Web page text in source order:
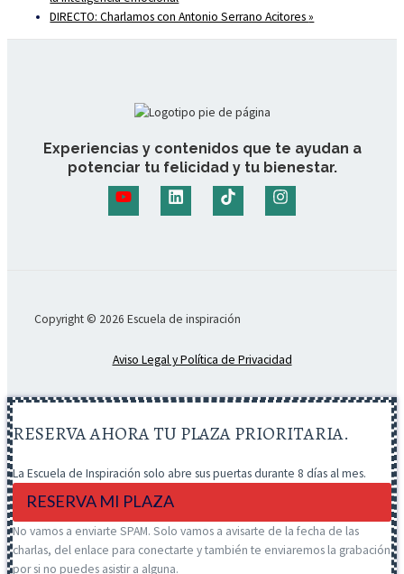
DIRECTO: Charlamos con Antonio Serrano Acitores»
Experiencias y contenidos que te ayudan a
potenciar tu felicidad y tu bienestar.
Copyright © 2026 Escuela de inspiración
Aviso Legal y Política de Privacidad
RESERVA AHORA TU PLAZA PRIORITARIA.
La Escuela de Inspiración solo abre sus puertas durante 8 días al mes.
RESERVA MI PLAZA
No vamos a enviarte SPAM. Solo vamos a avisarte de la fecha de las
charlas, del enlace para conectarte y también te enviaremos la grabación
por si no puedes asistir a alguna.